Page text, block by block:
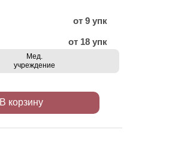
от 9 упк
от 18 упк
Мед.
учреждение
В корзину